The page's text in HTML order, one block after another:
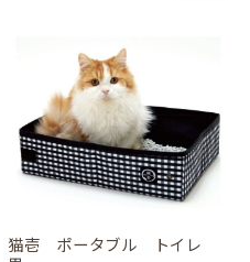
猫壱 ポータブル トイレ